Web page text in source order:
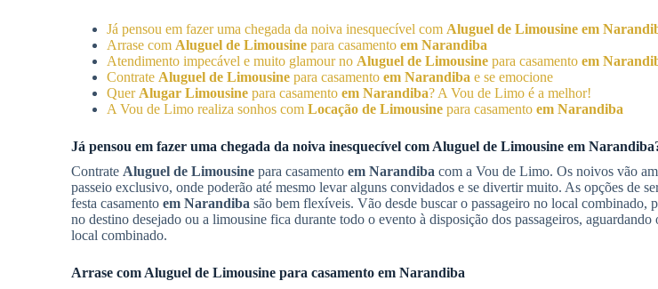
Já pensou em fazer uma chegada da noiva inesquecível com Aluguel de Limousine em
Arrase com Aluguel de Limousine para casamento em Narandiba
Atendimento impecável e muito glamour no Aluguel de Limousine para casamento em
Contrate Aluguel de Limousine para casamento em Narandiba e se emocione
Quer Alugar Limousine para casamento em Narandiba? A Vou de Limo é a melhor!
A Vou de Limo realiza sonhos com Locação de Limousine para casamento em Narandiba
Já pensou em fazer uma chegada da noiva inesquecível com Aluguel de Limousine em Narandiba
Contrate Aluguel de Limousine para casamento em Narandiba com a Vou de Limo. Os noivos vão
passeio exclusivo, onde poderão até mesmo levar alguns convidados e se divertir muito. As opções de
festa casamento em Narandiba são bem flexíveis. Vão desde buscar o passageiro no local combinado,
no destino desejado ou a limousine fica durante todo o evento à disposição dos passageiros,
local combinado.
Arrase com Aluguel de Limousine para casamento em Narandiba